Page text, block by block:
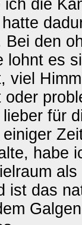
die
den
lohnt es
viel
für
habe
ist das